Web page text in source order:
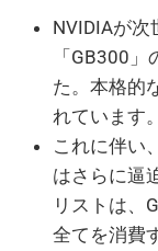
NVIDIAが次
「GB300
た。本格的
れています。
これに伴い
はさらに逼
リストは、
全てを消費